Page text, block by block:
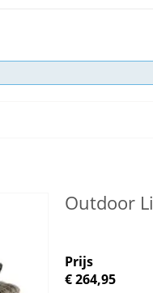
Outdoor
Prijs
€ 264,95